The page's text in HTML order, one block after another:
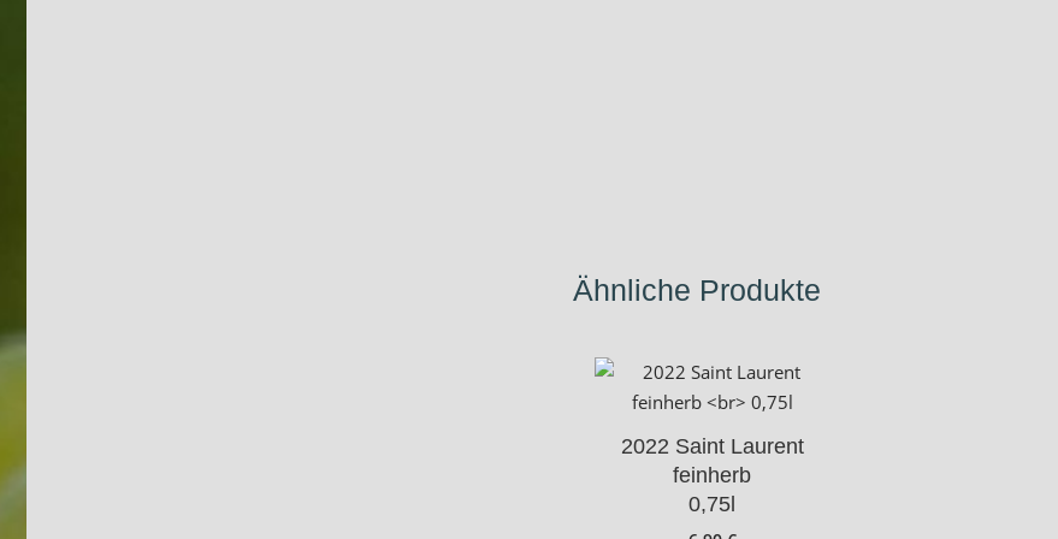
Ähnliche Produkte
2022 Saint Laurent
feinherb
0,75l